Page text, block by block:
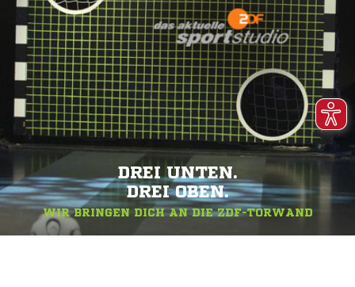
DREI UNTEN.
DREI OBEN.
WIR BRINGEN DICH AN DIE ZDF-TORWAND